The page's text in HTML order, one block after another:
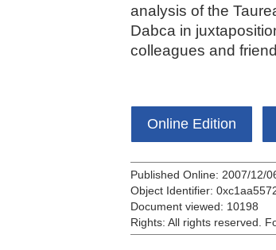
analysis of the
Dabca in
colleagues and
Online Edition
Published Online: 2007/12/
Object Identifier:
Document viewed: 10198
Rights: All rights reserved.